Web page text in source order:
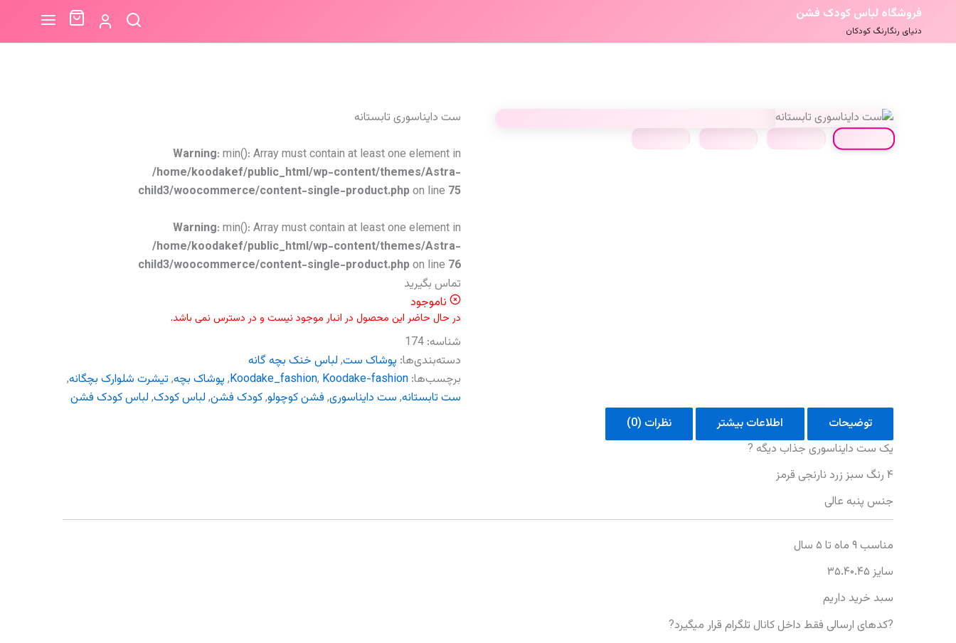
فروشگاه لباس کودک فشن
دنیای رنگارنگ کودکان
ست دایناسوری تابستانه
Warning: min(): Array must contain at least one element in
/home/koodakef/public_html/wp-content/themes/Astra-
child3/woocommerce/content-single-product.phpon line 75
Warning: min(): Array must contain at least one element in
/home/koodakef/public_html/wp-content/themes/Astra-
child3/woocommerce/content-single-product.phpon line 76
تماس بگیرید
ناموجود
در حال حاضر این محصول در انبار موجود نیست و در دسترس نمی باشد.
شناسه: 174
دسته‌بندی‌ها: پوشاک ست, لباس خنک بچه گانه
برچسب‌ها:
Koodake_fashion, Koodake-fashion
, پوشاک بچه, تیشرت شلوارک بچگانه,
ست تابستانه, ست دایناسوری, فشن کوچولو,کودک فشن, لباس کودک, لباس کودک فشن
توضیحات
اطلاعات بیشتر
نظرات (0)
یک ست دایناسوری جذاب دیگه ?
۴ رنگ سبز زرد نارنجی قرمز
جنس پنبه عالی
مناسب ۹ ماه تا ۵ سال
سایز ۳۵.۴۰.۴۵
سبد خرید داریم
?کدهای ارسالی فقط داخل کانال تلگرام قرار میگیرد?